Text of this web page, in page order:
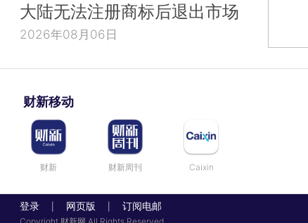
大陆无法注册商标后退出市场
2026年08月06日
财新移动
财新 财新周刊 Caixin
登录 网页版 订阅电邮